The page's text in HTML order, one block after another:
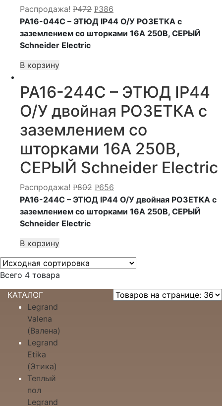
Распродажа! Р472 Р386
PA16-044C – ЭТЮД IP44 О/У РОЗЕТКА с
заземлением со шторками 16А 250В, СЕРЫЙ
Schneider Electric
В корзину
PA16-244C – ЭТЮД IP44
О/У двойная РОЗЕТКА с
заземлением со
шторками 16А 250В,
СЕРЫЙ Schneider Electric
Распродажа! Р802 Р656
PA16-244C – ЭТЮД IP44 О/У двойная РОЗЕТКА с
заземлением со шторками 16А 250В, СЕРЫЙ
Schneider Electric
В корзину
Всего 4 товара
КАТАЛОГ
Legrand
Valena
(Валена)
Legrand
Etika
(Этика)
Теплый
пол
Legrand